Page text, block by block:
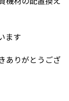
ます
ありがとうござ